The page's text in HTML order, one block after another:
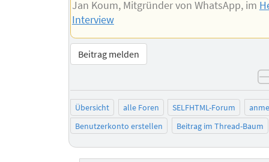
Jan Koum, Mitgründer von WhatsApp, im
Interview
Beitrag melden
Übersicht alle Foren SELFHTML-Forum
Benutzerkonto erstellen
Beitrag im Thread-Baum